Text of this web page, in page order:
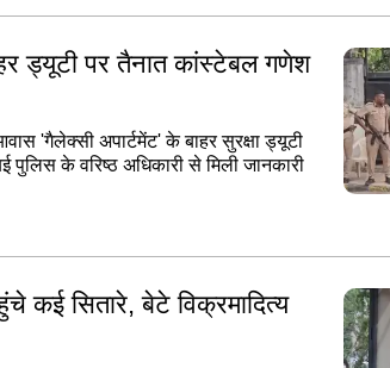
ड्यूटी पर तैनात कांस्टेबल गणेश
'गैलेक्सी अपार्टमेंट' के बाहर सुरक्षा ड्यूटी
के वरिष्ठ अधिकारी से मिली जानकारी
कई सितारे, बेटे विक्रमादित्य